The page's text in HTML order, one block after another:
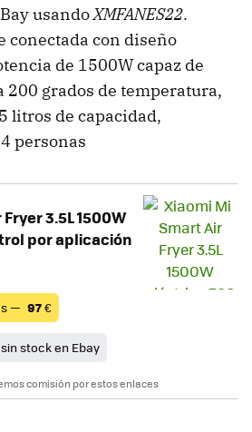
usandoXMFANES22.
conectada con diseño
de 1500W capaz de
200 grados de temperatura,
litros de capacidad,
personas
3.5L 1500W
por aplicación
— 97€
stock en Ebay
comisión por estos enlaces